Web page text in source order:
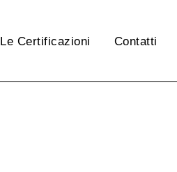
Le Certificazioni Contatti